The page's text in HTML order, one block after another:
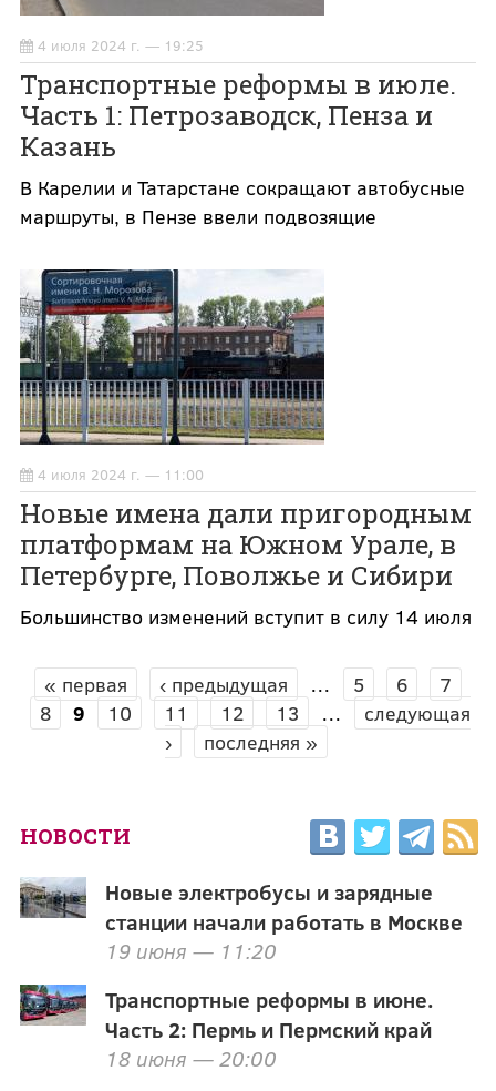
4 июля 2024 г. — 19:25
Транспортные реформы в июле.
Часть 1: Петрозаводск, Пенза и
Казань
В Карелии и Татарстане сокращают автобусные
маршруты, в Пензе ввели подвозящие
4 июля 2024 г. — 11:00
Новые имена дали пригородным
платформам на Южном Урале, в
Петербурге, Поволжье и Сибири
Большинство изменений вступит в силу 14 июля
СТРАНИЦЫ
« первая ‹ предыдущая … 5 6
7
8
9 10 11 12 13 …
следующая
›
последняя »
НОВОСТИ
Новые электробусы и зарядные
станции начали работать в Москве
19 июня — 11:20
Транспортные реформы в июне.
Часть 2: Пермь и Пермский край
18 июня — 20:00